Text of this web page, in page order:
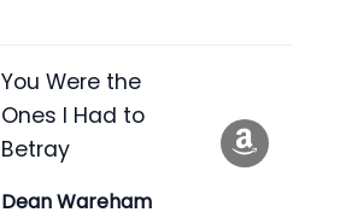
You Were the
Ones I Had to
Betray
Dean Wareham